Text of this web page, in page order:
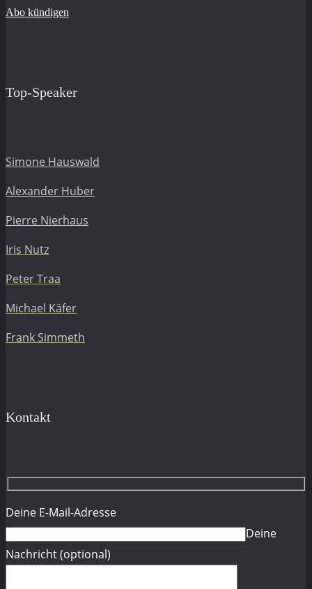
Abo kündigen
Top-Speaker
Simone Hauswald
Alexander Huber
Pierre Nierhaus
Iris Nutz
Peter Traa
Michael Käfer
Frank Simmeth
Kontakt
Deine E-Mail-Adresse
Deine
Nachricht (optional)